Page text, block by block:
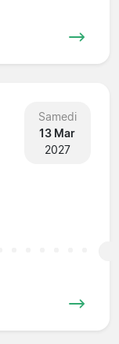
Samedi
13 Mar
2027